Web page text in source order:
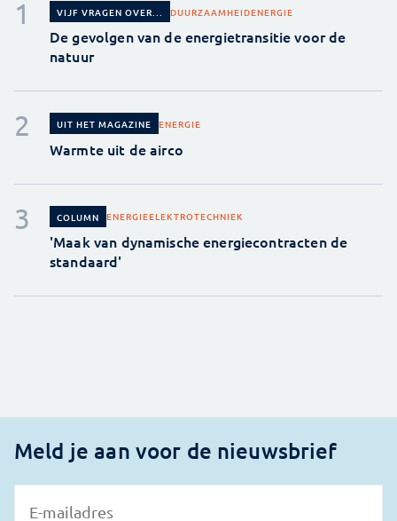
VIJF VRAGEN OVER... DUURZAAMHEIDENERGIE
De gevolgen van de energietransitie voor de
natuur
UIT HET MAGAZINE ENERGIE
Warmte uit de airco
COLUMN ENERGIEELEKTROTECHNIEK
'Maak van dynamische energiecontracten de
standaard'
Meld je aan voor de nieuwsbrief